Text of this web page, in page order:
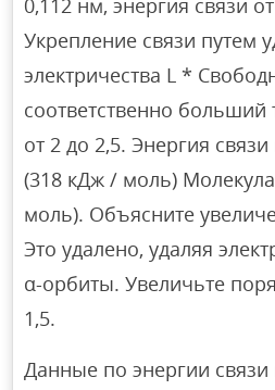
0,112 нм, энергия связи
Укрепление связи путем
электричества L *
соответственно больший
от 2 до 2,5. Энергия
(318 кДж / моль)
моль). Объясните
Это удалено, удаляя
α-орбиты. Увеличьте
1,5.
Данные по энергии